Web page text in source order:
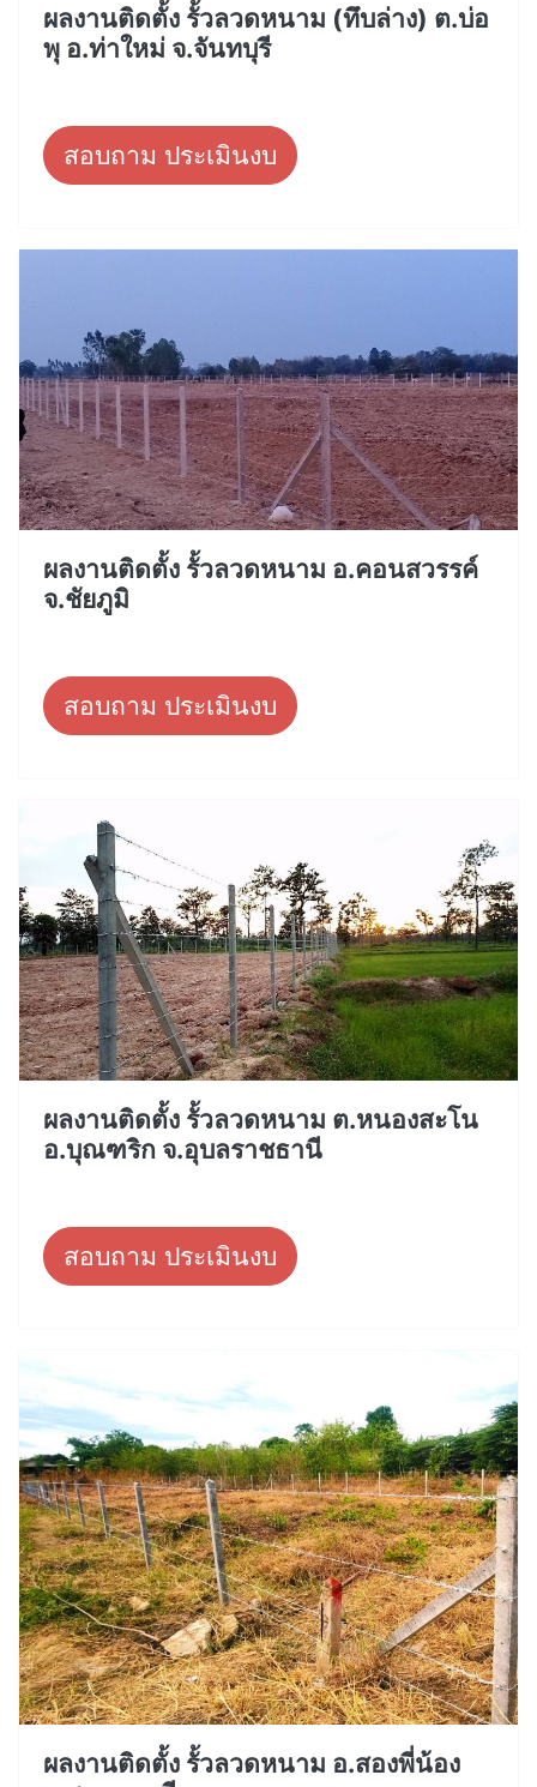
ผลงานติดตั้ง รั้วลวดหนาม (ทึบล่าง) ต.บ่อ
พุ อ.ท่าใหม่ จ.จันทบุรี
สอบถาม ประเมินงบ
ผลงานติดตั้ง รั้วลวดหนาม อ.คอนสวรรค์
จ.ชัยภูมิ
สอบถาม ประเมินงบ
ผลงานติดตั้ง รั้วลวดหนาม ต.หนองสะโน
อ.บุณฑริก จ.อุบลราชธานี
สอบถาม ประเมินงบ
ผลงานติดตั้ง รั้วลวดหนาม อ.สองพี่น้อง